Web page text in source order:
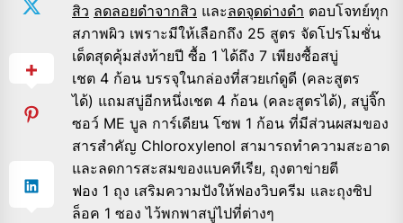
สิว ลดลอยดำจากสิว และลดจุดด่างดำ ตอบโจทย์ทุก
สภาพผิว เพราะมีให้เลือกถึง 25 สูตร จัดโปรโมชั่น
เด็ดสุดคุ้มส่งท้ายปี ซื้อ 1 ได้ถึง 7 เพียงซื้อสบู่
เชต 4 ก้อน บรรจุในกล่องที่สวยเก๋ดูดี (คละสูตร
ได้) แถมสบู่อีกหนึ่งเชต 4 ก้อน (คละสูตรได้), สบู่จิ๊ก
ซอว์ ME บูล การ์เดียน โซพ 1 ก้อน ที่มีส่วนผสมของ
สารสำคัญ Chloroxylenol สามารถทำความสะอาด
และลดการสะสมของแบคทีเรีย, ถุงตาข่ายตี
ฟอง 1 ถุง เสริมความปังให้ฟองวิบครีม และถุงซิป
ล็อค 1 ซอง ไว้พกพาสบู่ไปที่ต่างๆ​